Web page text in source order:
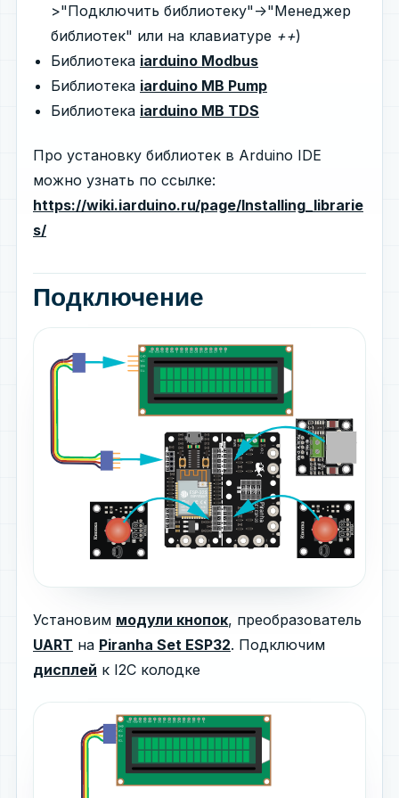
>"Подключить библиотеку"->"Менеджер
библиотек" или на клавиатуре ++)
Библиотека iarduino Modbus
Библиотека iarduino MB Pump
Библиотека iarduino MB TDS
Про установку библиотек в Arduino IDE
можно узнать по ссылке:
https://wiki.iarduino.ru/page/Installing_librarie
s/
Подключение
Установим модули кнопок, преобразователь
UART на Piranha Set ESP32. Подключим
дисплей к I2C колодке